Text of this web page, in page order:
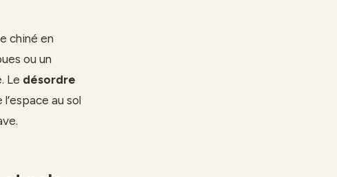
chiné en
ou un
Le désordre
au sol